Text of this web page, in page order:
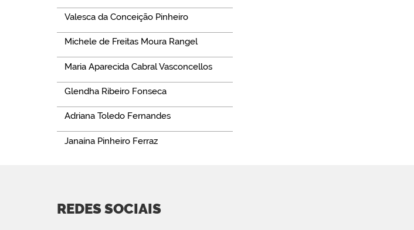
Valesca da Conceição Pinheiro
Michele de Freitas Moura Rangel
Maria Aparecida Cabral Vasconcellos
Glendha Ribeiro Fonseca
Adriana Toledo Fernandes
Janaína Pinheiro Ferraz
REDES SOCIAIS